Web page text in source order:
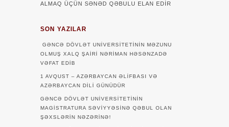
ALMAQ ÜÇÜN SƏNƏD QƏBULU ELAN EDİR
SON YAZILAR
GƏNCƏ DÖVLƏT UNIVERSITETININ MƏZUNU
OLMUŞ XALQ ŞAIRI NƏRIMAN HƏSƏNZADƏ
VƏFAT EDIB
1 AVQUST – AZƏRBAYCAN ƏLIFBASI VƏ
AZƏRBAYCAN DILI GÜNÜDÜR
GƏNCƏ DÖVLƏT UNIVERSITETININ
MAGISTRATURA SƏVIYYƏSINƏ QƏBUL OLAN
ŞƏXSLƏRIN NƏZƏRINƏ!